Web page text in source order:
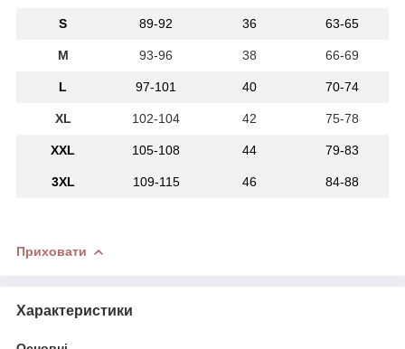
S 89-92 36 63-65
M 93-96 38 66-69
L 97-101 40 70-74
XL 102-104 42 75-78
XXL 105-108 44 79-83
3XL 109-115 46 84-88
Приховати
Характеристики